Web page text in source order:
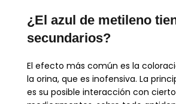
¿El azul de metileno
secundarios?
El efecto más común es la
la orina, que es inofensiva. La
es su posible interacción con